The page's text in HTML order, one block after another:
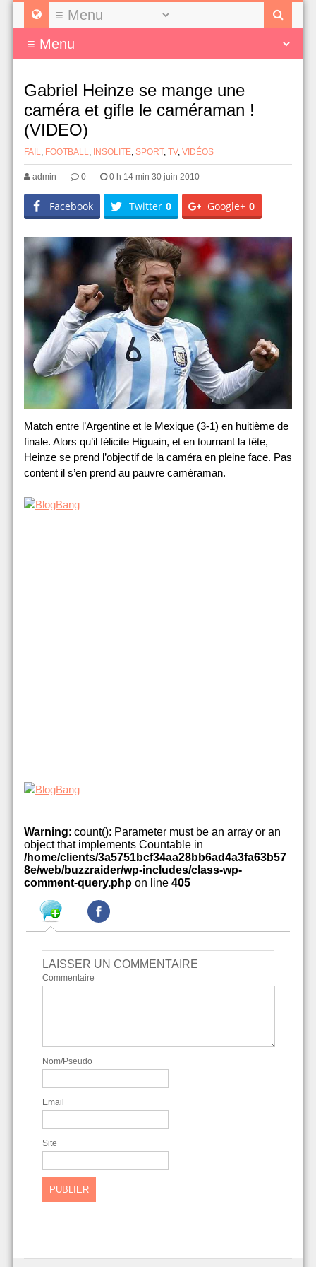
Gabriel Heinze se mange une
caméra et gifle le caméraman !
(VIDEO)
FAIL, FOOTBALL, INSOLITE, SPORT, TV, VIDÉOS
admin 0 0 h 14 min 30 juin 2010
Facebook Twitter 0 Google+ 0
Match entre l’Argentine et le Mexique (3-1) en huitième de
finale. Alors qu’il félicite Higuain, et en tournant la tête,
Heinze se prend l’objectif de la caméra en pleine face. Pas
content il s’en prend au pauvre caméraman.
Warning: count(): Parameter must be an array or an
object that implements Countable in
/home/clients/3a5751bcf34aa28bb6ad4a3fa63b57
8e/web/buzzraider/wp-includes/class-wp-
comment-query.php on line 405
LAISSER UN COMMENTAIRE
Commentaire
Nom/Pseudo
Email
Site